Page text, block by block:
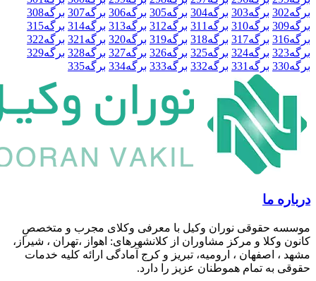
برگه303 برگه304 برگه305 برگه306 برگه307 برگه308
برگه310 برگه311 برگه 312 برگه 313 برگه314 برگه315
برگه317 برگه 318 برگه319 برگه320 برگه321 برگه322
برگه324 برگه325 برگه326 برگه327 برگه328 برگه329
برگه331 برگه332 برگه333 برگه334 برگه335
ما
حقوقی نوران وکیل با معرفی وکلای مجرب و متخصصِ
و مرکز مشاوران از کلانشهرهای: اهواز ،تهران ، شیراز،
اصفهان ، ارومیه، تبریز و کرج آمادگی ارائه کلیه خدمات
تمام هموطنان عزیز را دارد.